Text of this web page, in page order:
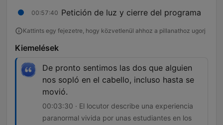
00:57:40 Petición de luz y cierre del programa
Kattints egy fejezetre, hogy közvetlenül ahhoz a pillanathoz ugorj
Kiemelések
De pronto sentimos las dos que alguien
nos sopló en el cabello, incluso hasta se
movió.
00:03:30 · El locutor describe una experiencia
paranormal vivida por unas estudiantes en los